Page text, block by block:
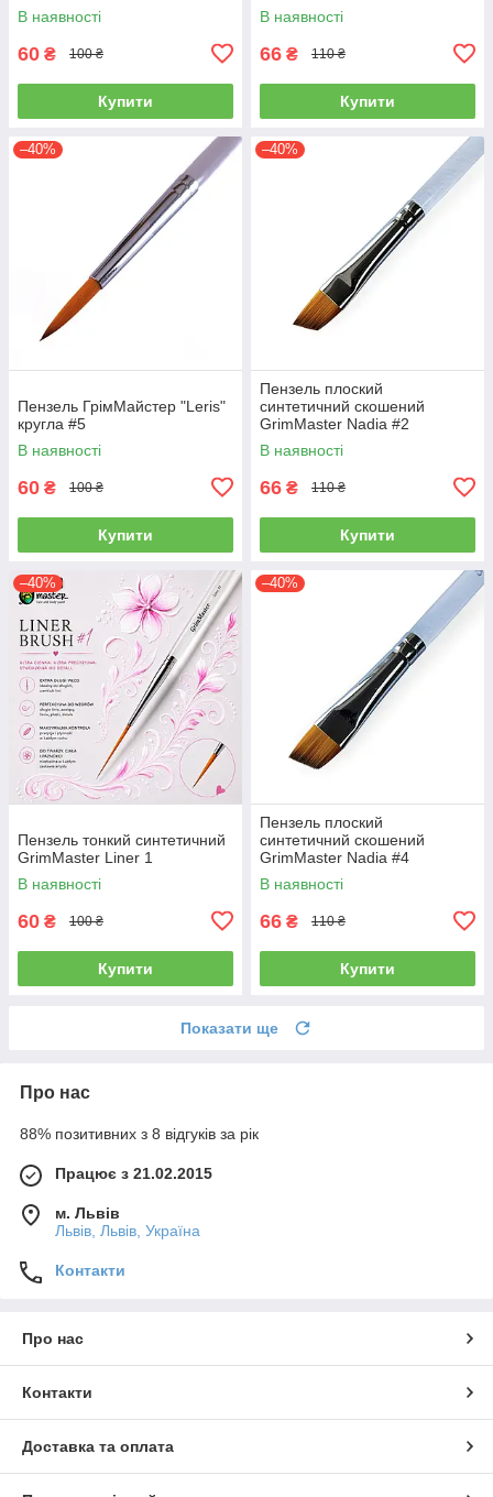
В наявності
60 ₴ 100 ₴
Купити
В наявності
66 ₴ 110 ₴
Купити
–40%
Пензель ГрімМайстер "Leris"
кругла #5
В наявності
60 ₴ 100 ₴
Купити
–40%
Пензель плоский
синтетичний скошений
GrimMaster Nadia #2
В наявності
66 ₴ 110 ₴
Купити
–40%
Пензель тонкий синтетичний
GrimMaster Liner 1
В наявності
60 ₴ 100 ₴
Купити
–40%
Пензель плоский
синтетичний скошений
GrimMaster Nadia #4
В наявності
66 ₴ 110 ₴
Купити
Показати ще
Про нас
88% позитивних з 8 відгуків за рік
Працює з 21.02.2015
м. Львів
Львів, Львів, Україна
Контакти
Про нас
Контакти
Доставка та оплата